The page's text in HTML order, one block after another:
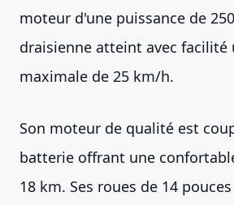
moteur d'une puissance de
draisienne atteint avec facilité
maximale de 25 km/h.
Son moteur de qualité est
batterie offrant une
18 km. Ses roues de 14